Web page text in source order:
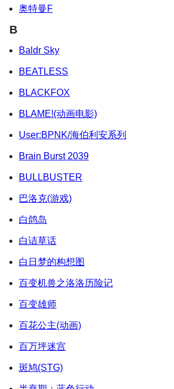
奥特曼F
B
Baldr Sky
BEATLESS
BLACKFOX
BLAME!(动画电影)
User:BPNK/海伯利安系列
Brain Burst 2039
BULLBUSTER
巴洛克(游戏)
白鸽岛
白诘草话
白日梦的构想图
百变机兽之洛洛历险记
百变雄师
百花公主(动画)
百万坪迷宫
斑鸠(STG)